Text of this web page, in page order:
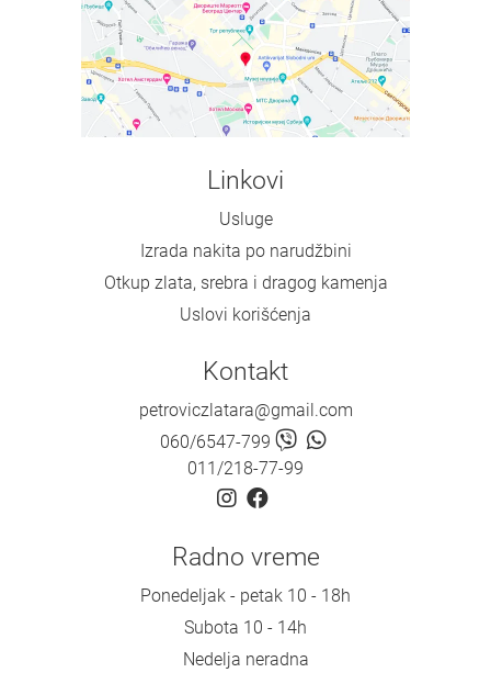
Linkovi
Usluge
Izrada nakita po narudžbini
Otkup zlata, srebra i dragog kamenja
Uslovi korišćenja
Kontakt
petroviczlatara@gmail.com
060/6547-799
011/218-77-99
Radno vreme
Ponedeljak - petak 10 - 18h
Subota 10 - 14h
Nedelja neradna